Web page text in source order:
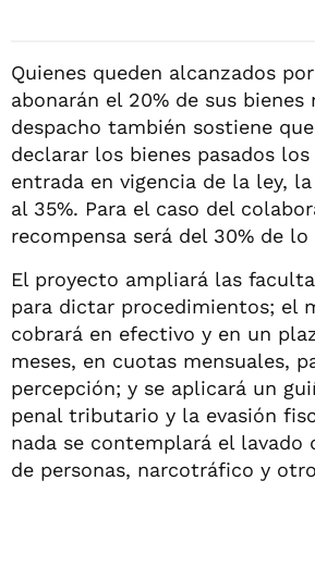
Quienes queden alcanzados
abonarán el 20% de sus bienes
despacho también sostiene
declarar los bienes pasados
entrada en vigencia de la ley,
al 35%. Para el caso del
recompensa será del 30% de
El proyecto ampliará las
para dictar procedimientos; el
cobrará en efectivo y en un
meses, en cuotas mensuales,
percepción; y se aplicará un
penal tributario y la evasión
nada se contemplará el lavado
de personas, narcotráfico y